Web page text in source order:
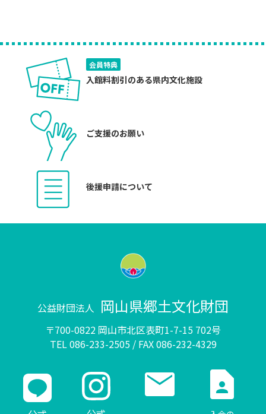
会員特典
入館料割引のある県内文化施設
ご支援のお願い
後援申請について
公益財団法人 岡山県郷土文化財団
〒700-0822 岡山市北区表町1-7-15 702号
TEL 086-233-2505 / FAX 086-232-4329
mail contact_page